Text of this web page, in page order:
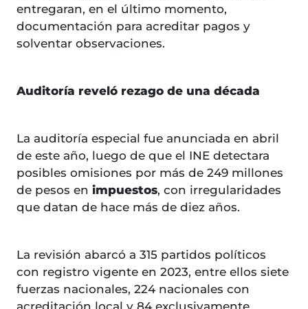
entregaran, en el último momento,
documentación para acreditar pagos y
solventar observaciones.
Auditoría reveló rezago de una década
La auditoría especial fue anunciada en abril
de este año, luego de que el INE detectara
posibles omisiones por más de 249 millones
de pesos en impuestos, con irregularidades
que datan de hace más de diez años.
La revisión abarcó a 315 partidos políticos
con registro vigente en 2023, entre ellos siete
fuerzas nacionales, 224 nacionales con